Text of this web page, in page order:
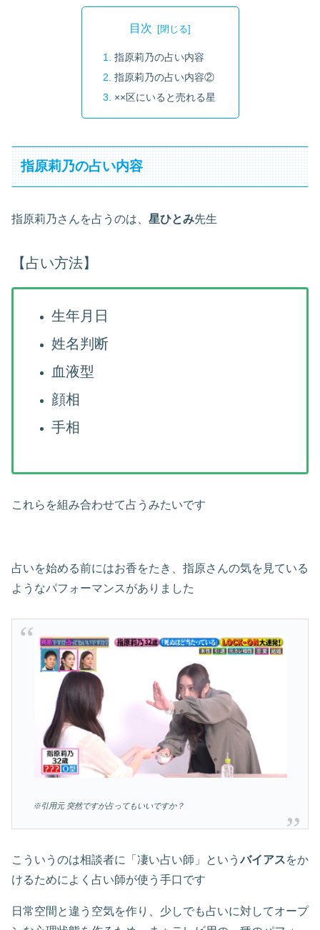
目次
指原莉乃の占い内容
指原莉乃の占い内容②
××区にいると売れる星
指原莉乃の占い内容
指原莉乃さんを占うのは、 星ひとみ先生
【占い方法】
生年月日
姓名判断
血液型
顔相
手相
これらを組み合わせて占うみたいです
占いを始める前にはお香をたき、指原さんの気を見ている
ようなパフォーマンスがありました
※引用元 突然ですが占ってもいいですか？
こういうのは相談者に「凄い占い師」というバイアスをか
けるためによく占い師が使う手口です
日常空間と違う空気を作り、少しでも占いに対してオープ